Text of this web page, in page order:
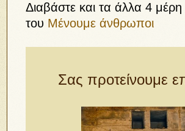
Διαβάστε και τα άλλα 4 μέρη
του Μένουμε άνθρωποι
Σας προτείνουμε